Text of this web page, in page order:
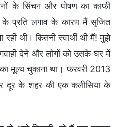
के सिंचन और पोषण का काफी
प्रति लगाव के कारण मैं सृजित
रही थी। कितनी स्वार्थी थी मैं! मुझे
देने और लोगों को उसके घर में
मूल्य चुकाना था। फरवरी 2013
दूर के शहर की एक कलीसिया के